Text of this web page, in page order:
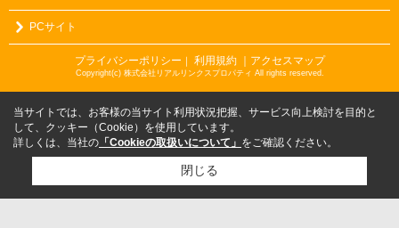
PCサイト
プライバシーポリシー ｜ 利用規約 ｜アクセスマップ
Copyright(c) 株式会社リアルリンクスプロパティ All rights reserved.
当サイトでは、お客様の当サイト利用状況把握、サービス向上検討を目的と
して、クッキー（Cookie）を使用しています。
詳しくは、当社の 「Cookieの取扱いについて」 をご確認ください。
閉じる